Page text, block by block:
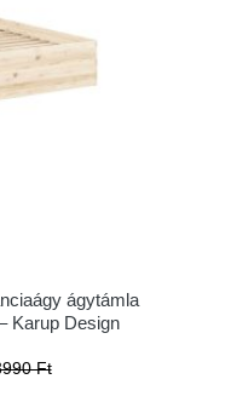
ágytámla
Karup Design
Ft